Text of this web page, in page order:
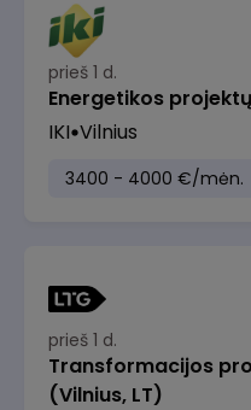
prieš 1 d.
Energetikos
IKI Vilnius
3400 - 4000 €/mėn.
prieš 1 d.
Transformacijos
(Vilnius, LT)